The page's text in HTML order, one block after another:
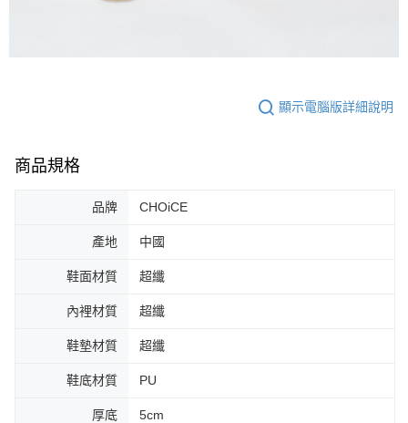
顯示電腦版詳細說明
商品規格
品牌 CHOiCE
產地 中國
鞋面材質 超纖
內裡材質 超纖
鞋墊材質 超纖
鞋底材質 PU
厚底 5cm